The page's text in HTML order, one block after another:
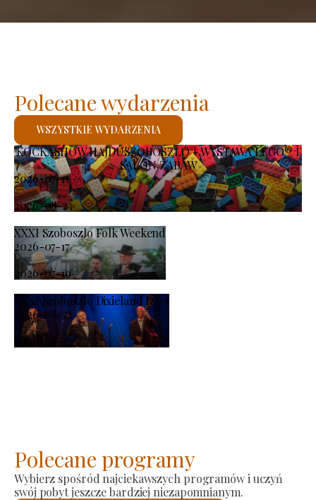
KOCKASHOW HAJDÚSZOBOSZLÓ – WYSTAWA LEGO® I
SALON ZABAW
2026-07-11
-
2026-08-23
XXXI Szoboszlo Folk Weekend
2026-07-17
-
2026-07-19
XXXI Szoboszló Dixieland Days
2026-08-21
-
2026-08-23
Polecane wydarzenia
WSZYSTKIE WYDARZENIA
Polecane programy
Wybierz spośród najciekawszych programów i uczyń
swój pobyt jeszcze bardziej niezapomnianym.